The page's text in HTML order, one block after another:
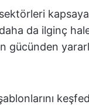
da ilginç